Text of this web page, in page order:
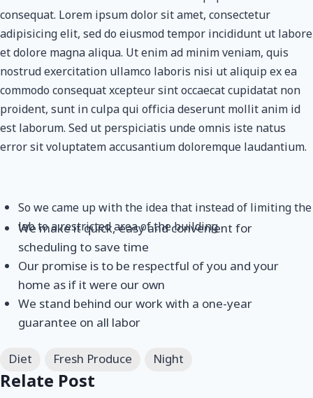
consequat. Lorem ipsum dolor sit amet, consectetur
adipisicing elit, sed do eiusmod tempor incididunt ut labore
et dolore magna aliqua. Ut enim ad minim veniam, quis
nostrud exercitation ullamco laboris nisi ut aliquip ex ea
commodo consequat xcepteur sint occaecat cupidatat non
proident, sunt in culpa qui officia deserunt mollit anim id
est laborum. Sed ut perspiciatis unde omnis iste natus
error sit voluptatem accusantium doloremque laudantium.
So we came up with the idea that instead of limiting the
lab to a restricted area of ​​the building
We make it quick, easy and convenient for
scheduling to save time
Our promise is to be respectful of you and your
home as if it were our own
We stand behind our work with a one-year
guarantee on all labor
Diet Fresh Produce Night
Relate Post